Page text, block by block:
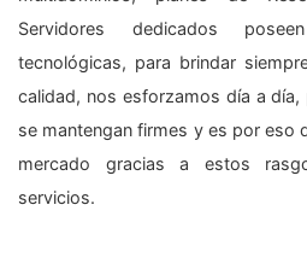
Servidores dedicados
tecnológicas, para brindar
calidad, nos esforzamos día a día,
se mantengan firmes y es por eso
mercado gracias a estos
servicios.